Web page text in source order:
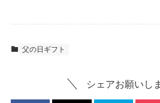
父の日ギフト
シェアお願いし